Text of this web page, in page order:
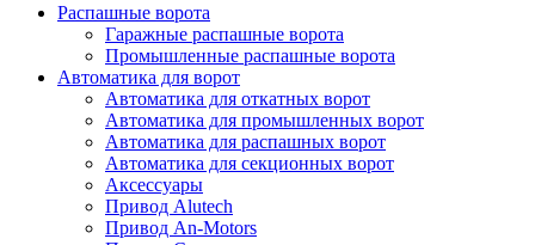
Распашные ворота
Гаражные распашные ворота
Промышленные распашные ворота
Автоматика для ворот
Автоматика для откатных ворот
Автоматика для промышленных ворот
Автоматика для распашных ворот
Автоматика для секционных ворот
Аксессуары
Привод Alutech
Привод An-Motors